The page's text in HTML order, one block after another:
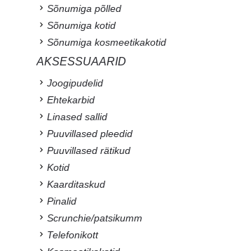
Sõnumiga põlled
Sõnumiga kotid
Sõnumiga kosmeetikakotid
AKSESSUAARID
Joogipudelid
Ehtekarbid
Linased sallid
Puuvillased pleedid
Puuvillased rätikud
Kotid
Kaarditaskud
Pinalid
Scrunchie/patsikumm
Telefonikott